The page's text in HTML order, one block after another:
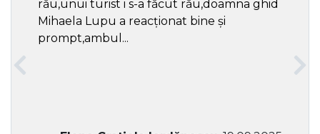
rău,unui turist i s-a făcut rău,doamna ghid
Mihaela Lupu a reacționat bine și
prompt,ambul...